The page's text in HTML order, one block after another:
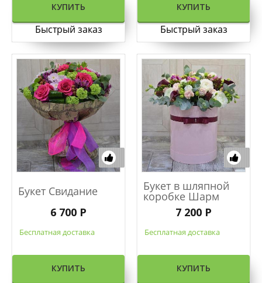
КУПИТЬ
Быстрый заказ
КУПИТЬ
Быстрый заказ
Букет Свидание
6 700 Р
Бесплатная доставка
КУПИТЬ
Букет в шляпной
коробке Шарм
7 200 Р
Бесплатная доставка
КУПИТЬ